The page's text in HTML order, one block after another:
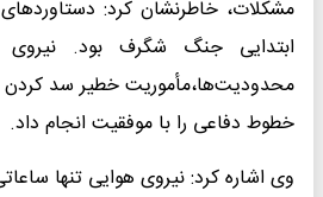
مشکلات، خاطرنشان کرد:
ابتدایی جنگ شگرف بود. نیروی
محدودیت‌ها،مأموریت خطیر سد
خطوط دفاعی را با موفقیت انجام داد.
وی اشاره کرد: نیروی هوایی تنها